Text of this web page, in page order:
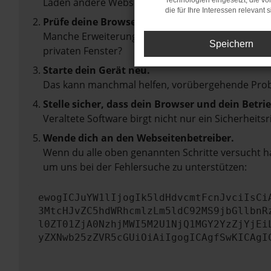
Prüfe deine Browsererweiterungen.
Manche Erweiterungen, wie Werbeblocker,
privaten Fenster?
Starte dein Gerät neu.
Das kann manchmal helfen, vorübergehende
Stelle sicher, dass dein Browser und dein
Veraltete Software birgt nicht nur ein
Wende dich an den Webseitenbetreiber.
Wenn du alle oben genannten Schritte versucht
um uns bei der Fehlersuche zu unterstützen:
die für Ihre Interessen relevant
Speichern